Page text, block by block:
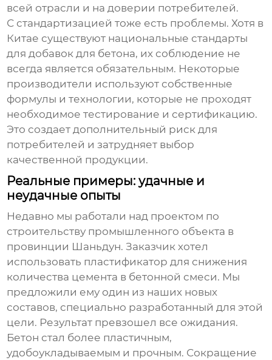
всей отрасли и на доверии потребителей.
С стандартизацией тоже есть проблемы. Хотя в
Китае существуют национальные стандарты
для добавок для бетона, их соблюдение не
всегда является обязательным. Некоторые
производители используют собственные
формулы и технологии, которые не проходят
необходимое тестирование и сертификацию.
Это создает дополнительный риск для
потребителей и затрудняет выбор
качественной продукции.
Реальные примеры: удачные и
неудачные опыты
Недавно мы работали над проектом по
строительству промышленного объекта в
провинции Шаньдун. Заказчик хотел
использовать пластификатор для снижения
количества цемента в бетонной смеси. Мы
предложили ему один из наших новых
составов, специально разработанный для этой
цели. Результат превзошел все ожидания.
Бетон стал более пластичным,
удобоукладываемым и прочным. Сокращение